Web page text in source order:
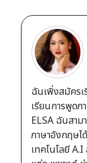
ฉันเพิ่งสมัคร
เรียนการพูด
ELSA ฉันสาม
ภาษาอังกฤษไ
เทคโนโลยี